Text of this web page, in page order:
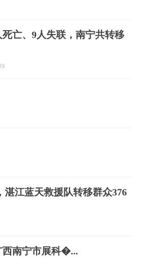
亡、9人失联，南宁共转移
江蓝天救援队转移群众376
西南宁市展科�...